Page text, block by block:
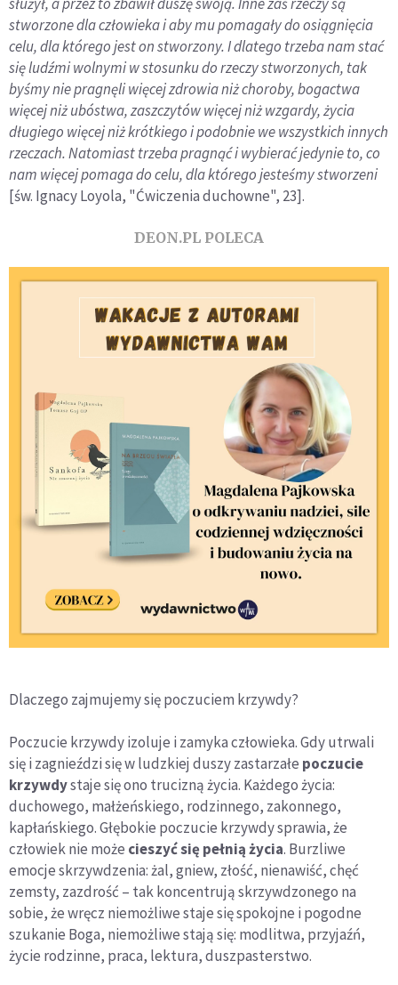
stworzone dla człowieka i aby mu pomagały do osiągnięcia
celu, dla którego jest on stworzony. I dlatego trzeba nam stać
się ludźmi wolnymi w stosunku do rzeczy stworzonych, tak
byśmy nie pragnęli więcej zdrowia niż choroby, bogactwa
więcej niż ubóstwa, zaszczytów więcej niż wzgardy, życia
długiego więcej niż krótkiego i podobnie we wszystkich innych
rzeczach. Natomiast trzeba pragnąć i wybierać jedynie to, co
nam więcej pomaga do celu, dla którego jesteśmy stworzeni
[św. Ignacy Loyola, "Ćwiczenia duchowne", 23].
DEON.PL POLECA
Dlaczego zajmujemy się poczuciem krzywdy?
Poczucie krzywdy izoluje i zamyka człowieka. Gdy utrwali
się i zagnieździ się w ludzkiej duszy zastarzałe poczucie
krzywdystaje się ono trucizną życia. Każdego życia:
duchowego, małżeńskiego, rodzinnego, zakonnego,
kapłańskiego. Głębokie poczucie krzywdy sprawia, że
człowiek nie może cieszyć się pełnią życia. Burzliwe
emocje skrzywdzenia: żal, gniew, złość, nienawiść, chęć
zemsty, zazdrość – tak koncentrują skrzywdzonego na
sobie, że wręcz niemożliwe staje się spokojne i pogodne
szukanie Boga, niemożliwe stają się: modlitwa, przyjaźń,
życie rodzinne, praca, lektura, duszpasterstwo.